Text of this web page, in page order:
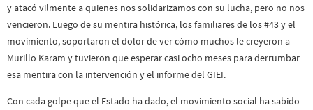
y atacó vilmente a quienes nos solidarizamos con su lucha, pero no nos
vencieron. Luego de su mentira histórica, los familiares de los #43 y el
movimiento, soportaron el dolor de ver cómo muchos le creyeron a
Murillo Karam y tuvieron que esperar casi ocho meses para derrumbar
esa mentira con la intervención y el informe del GIEI.
Con cada golpe que el Estado ha dado, el movimiento social ha sabido